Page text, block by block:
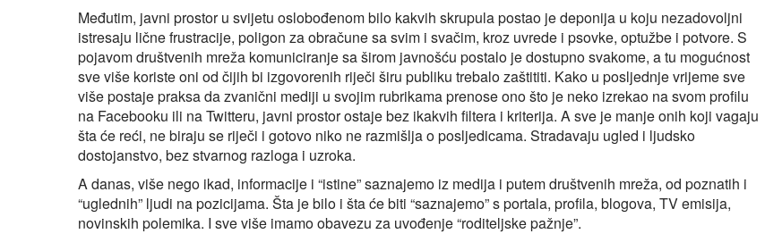
Međutim, javni prostor u svijetu oslobođenom bilo kakvih skrupula postao je deponija u koju nezadovoljni
istresaju lične frustracije, poligon za obračune sa svim i svačim, kroz uvrede i psovke, optužbe i potvore. S
pojavom društvenih mreža komuniciranje sa širom javnošću postalo je dostupno svakome, a tu mogućnost
sve više koriste oni od čijih bi izgovorenih riječi širu publiku trebalo zaštititi. Kako u posljednje vrijeme sve
više postaje praksa da zvanični mediji u svojim rubrikama prenose ono što je neko izrekao na svom profilu
na Facebooku ili na Twitteru, javni prostor ostaje bez ikakvih filtera i kriterija. A sve je manje onih koji vagaju
šta će reći, ne biraju se riječi i gotovo niko ne razmišlja o posljedicama. Stradavaju ugled i ljudsko
dostojanstvo, bez stvarnog razloga i uzroka.
A danas, više nego ikad, informacije i “istine” saznajemo iz medija i putem društvenih mreža, od poznatih i
“uglednih” ljudi na pozicijama. Šta je bilo i šta će biti “saznajemo” s portala, profila, blogova, TV emisija,
novinskih polemika. I sve više imamo obavezu za uvođenje “roditeljske pažnje”.